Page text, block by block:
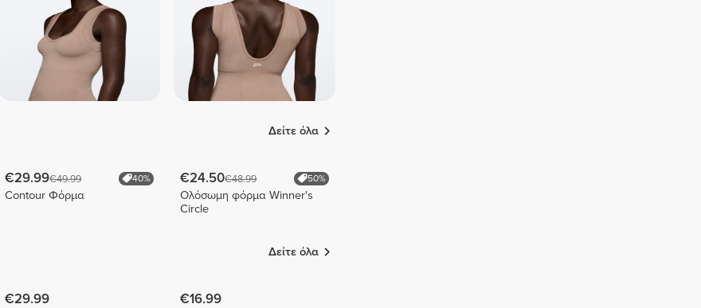
Δείτε όλα
€29.99€49.99 40%
Contour Φόρμα
€24.50€48.99 50%
Ολόσωμη φόρμα Winner's
Circle
Δείτε όλα
€29.99 €16.99